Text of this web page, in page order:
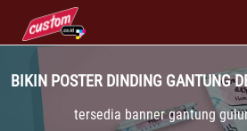
BIKIN POSTER DINDING GANTUNG
tersedia banner gantung